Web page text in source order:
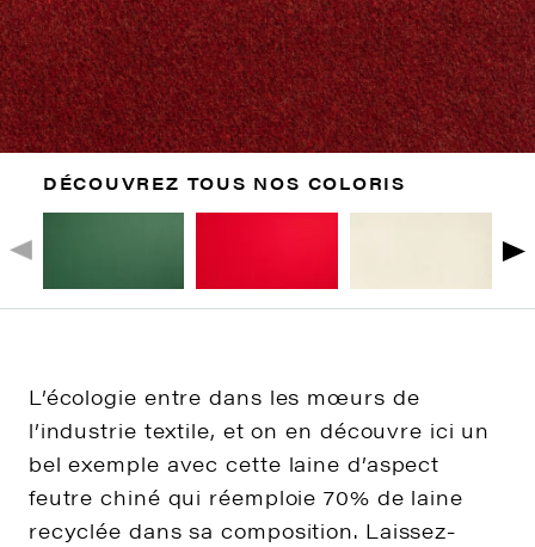
DÉCOUVREZ TOUS NOS COLORIS
L’écologie entre dans les mœurs de
l’industrie textile, et on en découvre ici un
bel exemple avec cette laine d’aspect
feutre chiné qui réemploie 70% de laine
recyclée dans sa composition. Laissez-